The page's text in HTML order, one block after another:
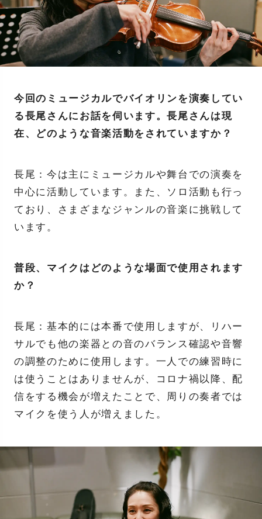
今回のミュージカルでバイオリンを演奏してい
る長尾さんにお話を伺います。長尾さんは現
在、どのような音楽活動をされていますか？
長尾：今は主にミュージカルや舞台での演奏を
中心に活動しています。また、ソロ活動も行っ
ており、さまざまなジャンルの音楽に挑戦して
います。
普段、マイクはどのような場面で使用されます
か？
長尾：基本的には本番で使用しますが、リハー
サルでも他の楽器との音のバランス確認や音響
の調整のために使用します。一人での練習時に
は使うことはありませんが、コロナ禍以降、配
信をする機会が増えたことで、周りの奏者では
マイクを使う人が増えました。